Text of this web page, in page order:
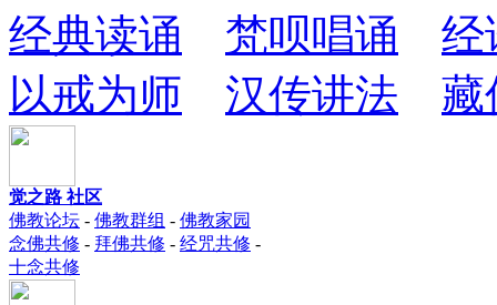
经典读诵
梵呗唱诵
经
以戒为师
汉传讲法 藏
觉之路 社区
佛教论坛 - 佛教群组 - 佛教家园
念佛共修 - 拜佛共修 - 经咒共修 -
十念共修